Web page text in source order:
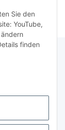
Sie den
YouTube,
finden